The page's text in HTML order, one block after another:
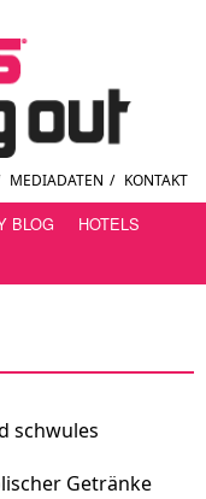
MEDIADATEN / KONTAKT
BLOG
HOTELS
schwules
Getränke